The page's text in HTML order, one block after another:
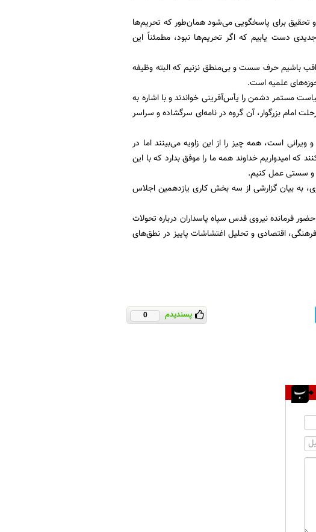
تحقیق برای پاسخگویی می‌شود همان‌طور که تحریم‌ها
دست یابیم که اگر تحریم‌ها نبود، مطمئناً این
باشیم حرف سست و بی‌منطق نزنیم که البته وظیفه
علمیه است.
مستمر دشمن را یأس‌آفرینی خواندند و با اشاره به
رحلت امام بزرگوار، آن گروه در نامه‌ای سرگشاده و سراسر
است، همه چیز را از این زاویه می‌بینند اما در
که امیدواریم خداوند همه ما را موفق بدارد که با این
و سستی عمل کنیم.
به بیان‌ گزارشی از سه بخش کاری یازدهمین اجلاس
فرمانده نیروی قدس سپاه پاسداران درباره تحولات
اقتصادی و تحلیل اغتشاشات پاییز در نطق‌های
پسندیدم 0